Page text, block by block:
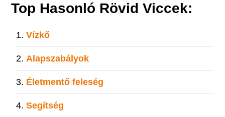
Top Hasonló Rövid Viccek:
Vízkő
Alapszabályok
Életmentő feleség
Segítség